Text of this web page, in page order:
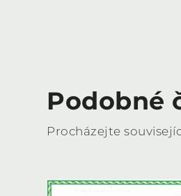
Podobné
Procházejte